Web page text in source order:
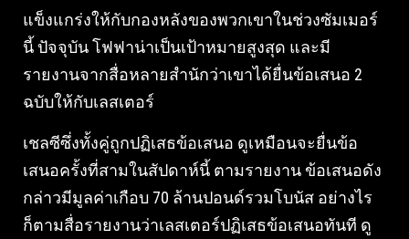
แข็งแกร่งให้กับกองหลังของพวกเขาในช่วงซัมเมอร์
นี้ ปัจจุบัน โฟฟาน่าเป็นเป้าหมายสูงสุด และมี
รายงานจากสื่อหลายสำนักว่าเขาได้ยื่นข้อเสนอ 2
ฉบับให้กับเลสเตอร์
เชลซีซึ่งทั้งคู่ถูกปฏิเสธข้อเสนอ ดูเหมือนจะยื่นข้อ
เสนอครั้งที่สามในสัปดาห์นี้ ตามรายงาน ข้อเสนอดัง
กล่าวมีมูลค่าเกือบ 70 ล้านปอนด์รวมโบนัส อย่างไร
ก็ตามสื่อรายงานว่าเลสเตอร์ปฏิเสธข้อเสนอทันที ดู